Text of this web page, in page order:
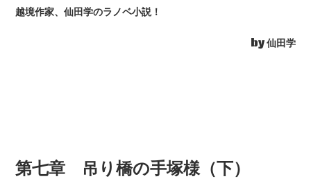
越境作家、仙田学のラノベ小説！
by仙田学
第七章 吊り橋の手塚様（下）